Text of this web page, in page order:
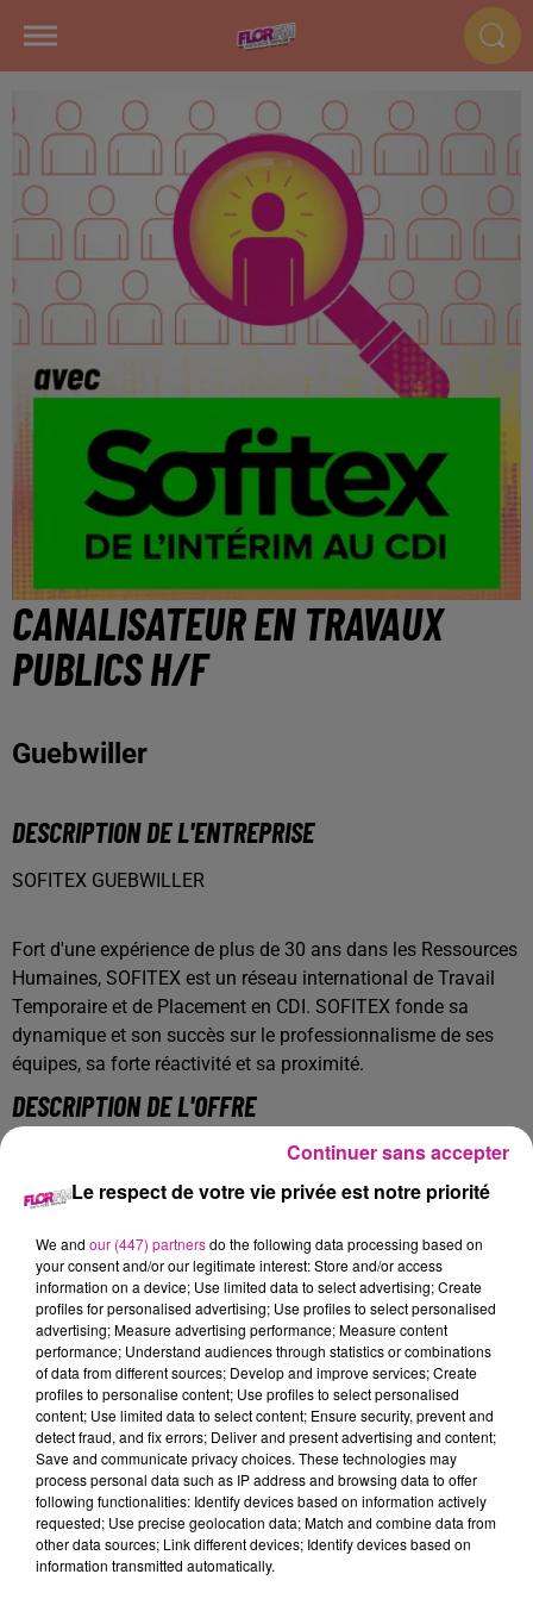
CANALISATEUR EN TRAVAUX
PUBLICS H/F
Guebwiller
DESCRIPTION DE L'ENTREPRISE
SOFITEX GUEBWILLER
Fort d'une expérience de plus de 30 ans dans les Ressources
Humaines, SOFITEX est un réseau international de Travail
Temporaire et de Placement en CDI. SOFITEX fonde sa
dynamique et son succès sur le professionnalisme de ses
équipes, sa forte réactivité et sa proximité.
DESCRIPTION DE L'OFFRE
Spécialiste des réseaux souterrains ? Rejoins un chantier à
la hauteur de ton savoir-faire !
proche de Guebwiller spécialisé dans le TP, un Canalisateur
(F/H) pour compléter ses équipes.
Sur chantiers locaux, vous effectuerez:
Les installations et la maintenance du réseau de
distribution d'eau potable et d'évacuation des eaux
usées.
Percer des tranchées à l'aide d'engins de chantier,
installations des conduites, pose de raccordements,
aménagement des ouvertures ou regards pour
effectuer les opérations de maintenance corrective ou
Le respect de votre vie privée est notre priorité
We and our (447) partnersdo the following data processing based on
your consent and/or our legitimate interest: Store and/or access
information on a device; Use limited data to select advertising; Create
profiles for personalised advertising; Use profiles to select personalised
advertising; Measure advertising performance; Measure content
performance; Understand audiences through statistics or combinations
of data from different sources; Develop and improve services; Create
profiles to personalise content; Use profiles to select personalised
content; Use limited data to select content; Ensure security, prevent and
detect fraud, and fix errors; Deliver and present advertising and content;
Save and communicate privacy choices. These technologies may
process personal data such as IP address and browsing data to offer
following functionalities: Identify devices based on information actively
requested; Use precise geolocation data; Match and combine data from
other data sources; Link different devices; Identify devices based on
information transmitted automatically.
Continuer sans accepter